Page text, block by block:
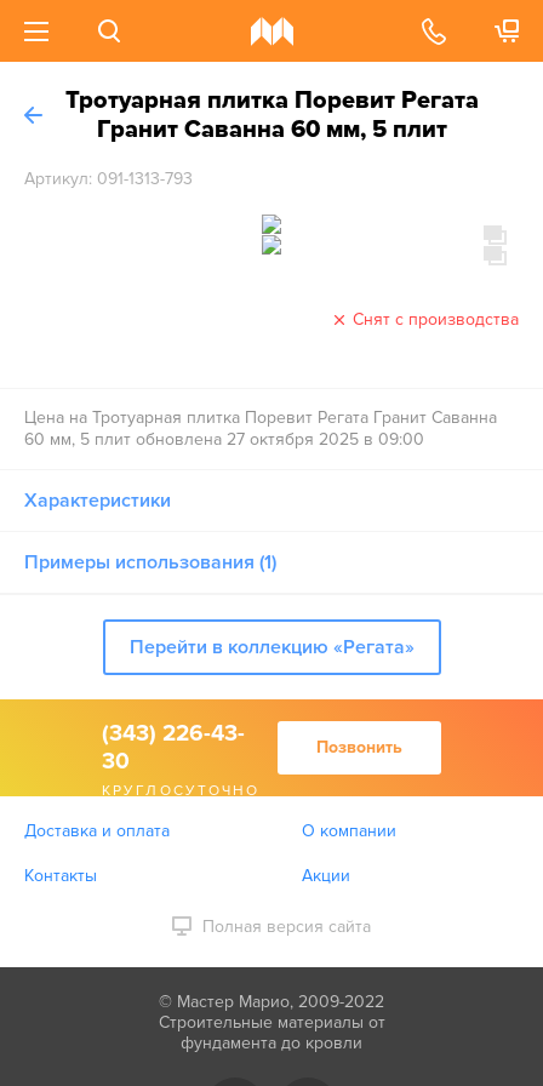
Тротуарная плитка Поревит Регата
Гранит Саванна 60 мм, 5 плит
Артикул: 091-1313-793
Снят с производства
Цена на Тротуарная плитка Поревит Регата Гранит Саванна
60 мм, 5 плит обновлена 27 октября 2025 в 09:00
Характеристики
Примеры использования (1)
Перейти в коллекцию «Регата»
(343) 226-43-
30
КРУГЛОСУТОЧНО
Позвонить
Доставка и оплата О компании
Контакты Акции
Полная версия сайта
© Мастер Марио, 2009-2022
Строительные материалы от
фундамента до кровли